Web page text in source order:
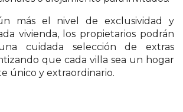
más el nivel de exclusividad y
vivienda, los propietarios podrán
cuidada selección de extras
que cada villa sea un hogar
único y extraordinario.